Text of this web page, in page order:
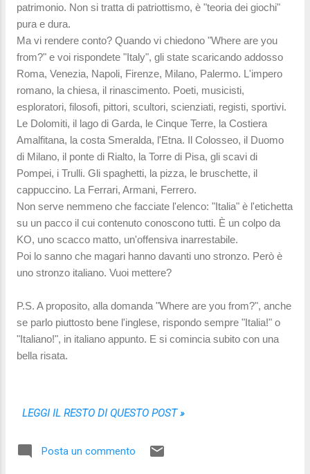
patrimonio. Non si tratta di patriottismo, è "teoria dei giochi"
pura e dura.
Ma vi rendere conto? Quando vi chiedono "Where are you
from?" e voi rispondete "Italy", gli state scaricando addosso
Roma, Venezia, Napoli, Firenze, Milano, Palermo. L'impero
romano, la chiesa, il rinascimento. Poeti, musicisti,
esploratori, filosofi, pittori, scultori, scienziati, registi, sportivi.
Le Dolomiti, il lago di Garda, le Cinque Terre, la Costiera
Amalfitana, la costa Smeralda, l'Etna. Il Colosseo, il Duomo
di Milano, il ponte di Rialto, la Torre di Pisa, gli scavi di
Pompei, i Trulli. Gli spaghetti, la pizza, le bruschette, il
cappuccino. La Ferrari, Armani, Ferrero.
Non serve nemmeno che facciate l'elenco: "Italia" è l'etichetta
su un pacco il cui contenuto conoscono tutti. È un colpo da
KO, uno scacco matto, un'offensiva inarrestabile.
Poi lo sanno che magari hanno davanti uno stronzo. Però è
uno stronzo italiano. Vuoi mettere?
P.S. A proposito, alla domanda "Where are you from?", anche
se parlo piuttosto bene l'inglese, rispondo sempre "Italia!" o
"Italiano!", in italiano appunto. E si comincia subito con una
bella risata.
LEGGI IL RESTO DI QUESTO POST »
Posta un commento